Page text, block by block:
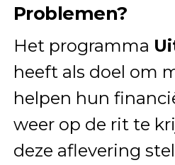
Problemen?
Het programma
heeft als doel om
helpen hun
weer op de rit te
deze aflevering